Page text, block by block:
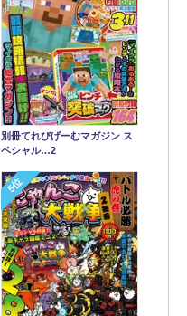
別冊てれびげーむマガジン ス
ペシャル…2
5位